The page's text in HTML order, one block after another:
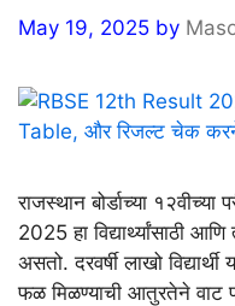
May 19, 2025 by
राजस्थान बोर्डाच्या
2025 हा विद्यार्थ्यांसाठी
असतो. दरवर्षी लाखो
फळ मिळण्याची आतुरतेने वाट